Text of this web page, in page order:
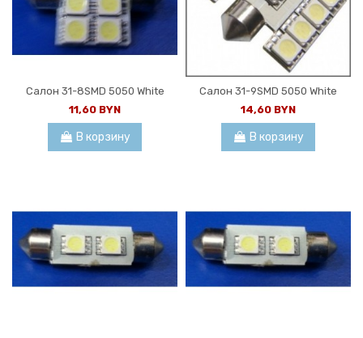
Салон 31-8SMD 5050 White
11,60 BYN
В корзину
Салон 31-9SMD 5050 White
14,60 BYN
В корзину